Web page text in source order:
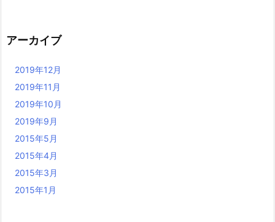
アーカイブ
2019年12月
2019年11月
2019年10月
2019年9月
2015年5月
2015年4月
2015年3月
2015年1月